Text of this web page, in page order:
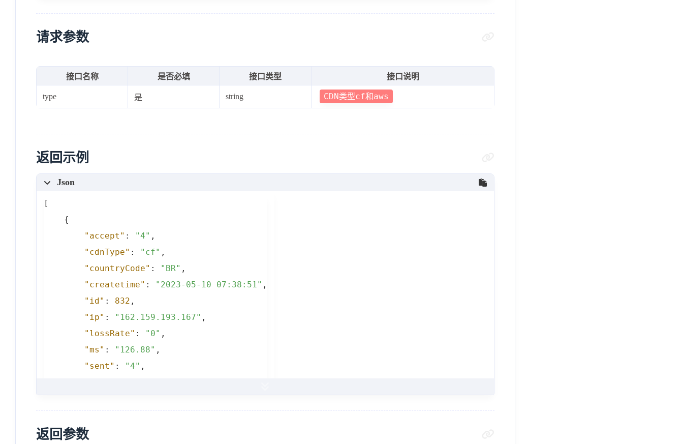
请求参数
接口名称 是否必填 接口类型 接口说明
type 是 string CDN类型cf和aws
返回示例
Json
[
{
"accept" : "4" ,
"cdnType" : "cf" ,
"countryCode" : "BR" ,
"createtime" : "2023-05-10 07:38:51" ,
"id" : 832 ,
"ip" : "162.159.193.167" ,
"lossRate" : "0" ,
"ms" : "126.88" ,
"sent" : "4" ,
"updatetime": "2023-05-10 07:38:51"
{
返回参数